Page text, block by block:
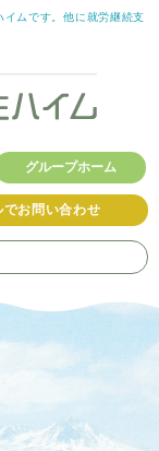
ムです。他に就労継続支
グループホーム
でお問い合わせ